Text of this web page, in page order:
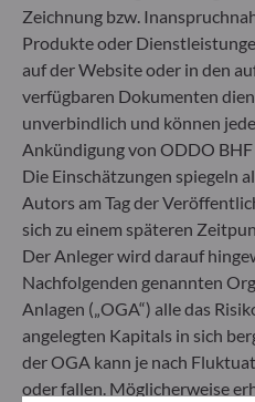
Artikel 8: Das
Nachhaltigkeitsrisiken,
(Umwelt und/oder Soziales
in den
Artikel 9: Das
striktes nachhaltiges
den Herausforderungen
Übergangs beiträgt, und
Nachhaltigkeitsrisiken
externen ESG-
Verwaltungsgesellschaft
Zeichnung bzw.
Produkte oder
auf der Website oder in den
verfügbaren Dokumenten
unverbindlich und können
Ankündigung von ODDO
Die Einschätzungen spiegeln
Autors am Tag der
sich zu einem späteren
Der Anleger wird darauf
Nachfolgenden genannten
Anlagen („OGA“) alle das
angelegten Kapitals in sich
der OGA kann je nach
oder fallen. Möglicherweise